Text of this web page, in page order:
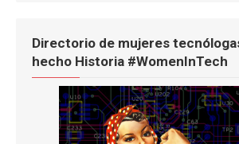
Directorio de mujeres
hecho Historia #WomenInTech